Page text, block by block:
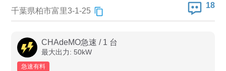
充電器の種類
急速充電器のみ表示
千葉県柏市富里3-1-25
18
CHAdeMO急速 / 1 台
最大出力: 50kW
急速有料